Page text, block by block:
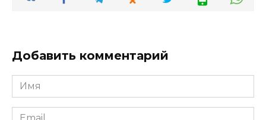
Добавить комментарий
Имя
*
Email